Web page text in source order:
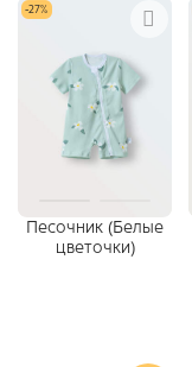
-27%
Песочник (Белые
цветочки)